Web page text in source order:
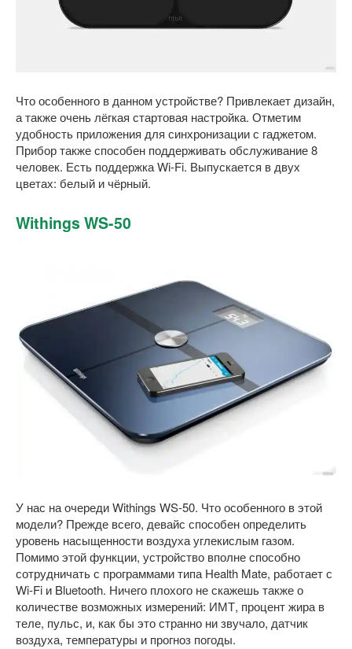
Что особенного в данном устройстве? Привлекает дизайн,
а также очень лёгкая стартовая настройка. Отметим
удобность приложения для синхронизации с гаджетом.
Прибор также способен поддерживать обслуживание 8
человек. Есть поддержка Wi-Fi. Выпускается в двух
цветах: белый и чёрный.
Withings WS-50
У нас на очереди Withings WS-50. Что особенного в этой
модели? Прежде всего, девайс способен определить
уровень насыщенности воздуха углекислым газом.
Помимо этой функции, устройство вполне способно
сотрудничать с программами типа Health Mate, работает с
Wi-Fi и Bluetooth. Ничего плохого не скажешь также о
количестве возможных измерений: ИМТ, процент жира в
теле, пульс, и, как бы это странно ни звучало, датчик
воздуха, температуры и прогноз погоды.